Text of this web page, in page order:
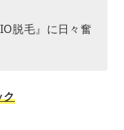
脱毛』に日々奮
ク